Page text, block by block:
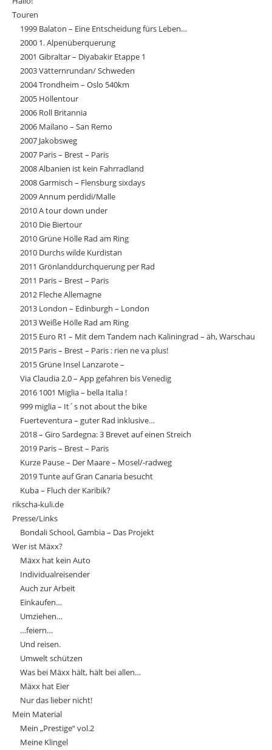
Touren
1999 Balaton – Eine Entscheidung fürs Leben…
2000 1. Alpenüberquerung
2001 Gibraltar – Diyabakir Etappe 1
2003 Vätternrundan/ Schweden
2004 Trondheim – Oslo 540km
2005 Höllentour
2006 Roll Britannia
2006 Mailano – San Remo
2007 Jakobsweg
2007 Paris – Brest – Paris
2008 Albanien ist kein Fahrradland
2008 Garmisch – Flensburg sixdays
2009 Annum perdidi/Malle
2010 A tour down under
2010 Die Biertour
2010 Grüne Hölle Rad am Ring
2010 Durchs wilde Kurdistan
2011 Grönlanddurchquerung per Rad
2011 Paris – Brest – Paris
2012 Fleche Allemagne
2013 London – Edinburgh – London
2013 Weiße Hölle Rad am Ring
2015 Euro R1 – Mit dem Tandem nach Kaliningrad – äh, Warschau
2015 Paris – Brest – Paris : rien ne va plus!
2015 Grüne Insel Lanzarote –
Via Claudia 2.0 – App gefahren bis Venedig
2016 1001 Miglia – bella Italia !
999 miglia – It´s not about the bike
Fuerteventura – guter Rad inklusive…
2018 – Giro Sardegna: 3 Brevet auf einen Streich
2019 Paris – Brest – Paris
Kurze Pause – Der Maare – Mosel/-radweg
2019 Tunte auf Gran Canaria besucht
Kuba – Fluch der Karibik?
rikscha-kuli.de
Presse/Links
Bondali School, Gambia – Das Projekt
Wer ist Mäxx?
Mäxx hat kein Auto
Individualreisender
Auch zur Arbeit
Einkaufen…
Umziehen…
…feiern…
Und reisen.
Umwelt schützen
Was bei Mäxx hält, hält bei allen…
Mäxx hat Eier
Nur das lieber nicht!
Mein Material
Mein „Prestige“ vol.2
Meine Klingel